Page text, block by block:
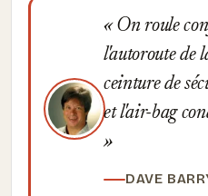
On roule
l'autoroute de
ceinture de
et l'air-bag
DAVE